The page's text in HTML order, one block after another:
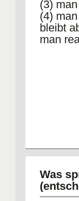
(3)
(4)
bleibt
man
Was